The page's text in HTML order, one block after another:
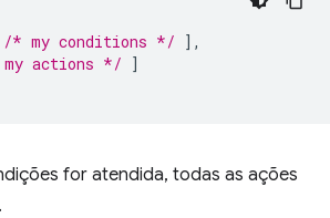
/* my conditions */ ],
actions */ ]
for atendida, todas as ações